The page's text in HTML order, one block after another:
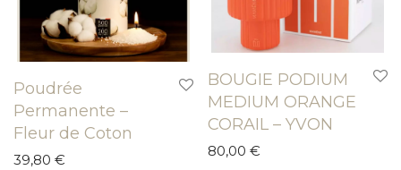
Poudrée
Permanente –
Fleur de Coton
39,80 €
BOUGIE PODIUM
MEDIUM ORANGE
CORAIL – YVON
80,00 €